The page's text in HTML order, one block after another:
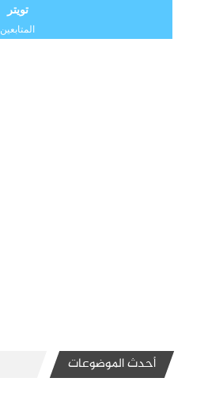
تويتر
المتابعين
أحدث الموضوعات